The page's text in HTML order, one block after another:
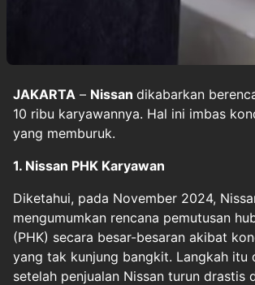
JAKARTA – Nissan dikabarkan
10 ribu karyawannya. Hal ini imbas
yang memburuk.
1. Nissan PHK Karyawan
Diketahui, pada November 2024,
mengumumkan rencana pemutusan
(PHK) secara besar-besaran akibat
yang tak kunjung bangkit. Langkah itu
setelah penjualan Nissan turun drastis